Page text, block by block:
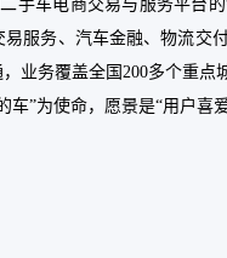
手车电商交易与服务平台
服务、汽车金融、物流交
业务覆盖全国200多个重点
车”为使命，愿景是“用户